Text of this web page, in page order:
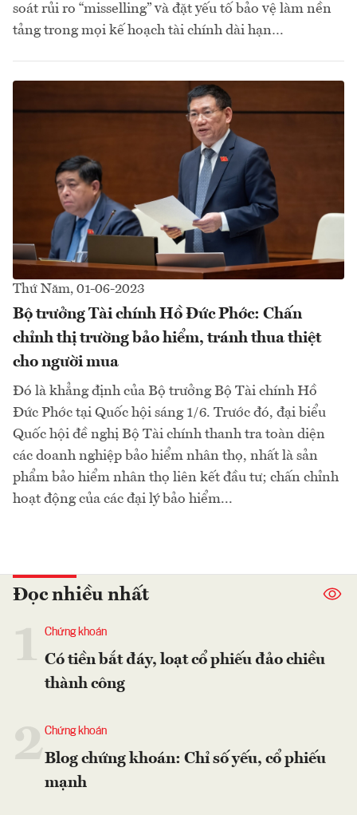
soát rủi ro “misselling” và đặt yếu tố bảo vệ làm nền
tảng trong mọi kế hoạch tài chính dài hạn…
Thứ Năm, 01-06-2023
Bộ trưởng Tài chính Hồ Đức Phớc: Chấn
chỉnh thị trường bảo hiểm, tránh thua thiệt
cho người mua
Đó là khẳng định của Bộ trưởng Bộ Tài chính Hồ
Đức Phớc tại Quốc hội sáng 1/6. Trước đó, đại biểu
Quốc hội đề nghị Bộ Tài chính thanh tra toàn diện
các doanh nghiệp bảo hiểm nhân thọ, nhất là sản
phẩm bảo hiểm nhân thọ liên kết đầu tư; chấn chỉnh
hoạt động của các đại lý bảo hiểm...
Đọc nhiều nhất
Chứng khoán
Có tiền bắt đáy, loạt cổ phiếu đảo chiều
thành công
2Chứng khoán
Blog chứng khoán: Chỉ số yếu, cổ phiếu
mạnh